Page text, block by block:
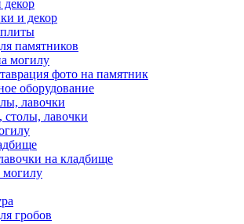
и декор
памятников
могилу
фото на памятник
оборудование
лавочки
столы, лавочки
на кладбище
гробов